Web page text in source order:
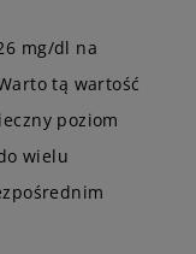
mg/dl na
tą wartość
poziom
wielu